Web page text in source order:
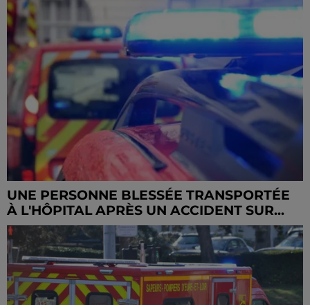
UNE PERSONNE BLESSÉE TRANSPORTÉE
À L'HÔPITAL APRÈS UN ACCIDENT SUR...